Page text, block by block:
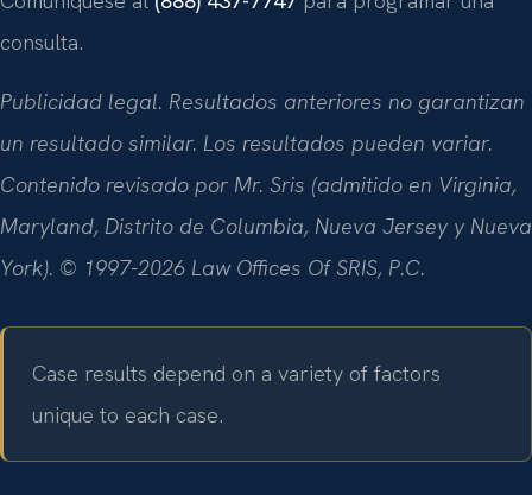
consulta.
Publicidad legal. Resultados anteriores no garantizan
un resultado similar. Los resultados pueden variar.
Contenido revisado por Mr. Sris (admitido en Virginia,
Maryland, Distrito de Columbia, Nueva Jersey y Nueva
York). © 1997-2026 Law Offices Of SRIS, P.C.
Case results depend on a variety of factors
unique to each case.